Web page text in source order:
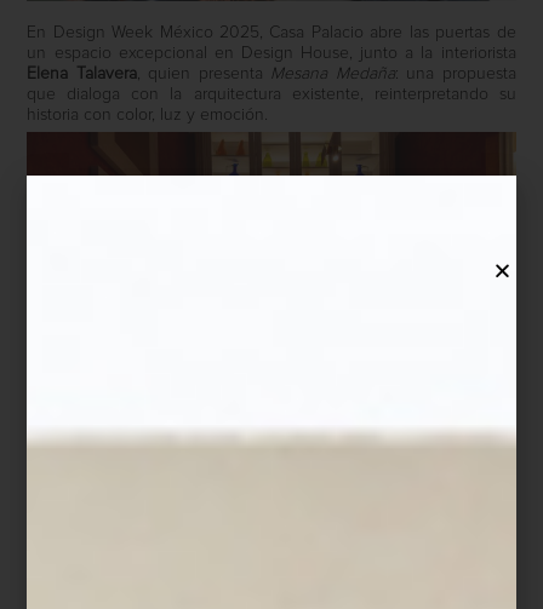
En Design Week México 2025, Casa Palacio abre las puertas de
un espacio excepcional en Design House, junto a la interiorista
Elena Talavera, quien presenta Mesana Medaña: una propuesta
que dialoga con la arquitectura existente, reinterpretando su
historia con color, luz y emoción.